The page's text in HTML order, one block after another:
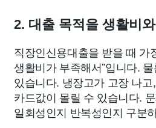
2. 대출 목적을 생활비
직장인신용대출을 받을 때 가
생활비가 부족해서”입니다.
있습니다. 냉장고가 고장 나
카드값이 몰릴 수 있습니다.
일회성인지 반복성인지 구분